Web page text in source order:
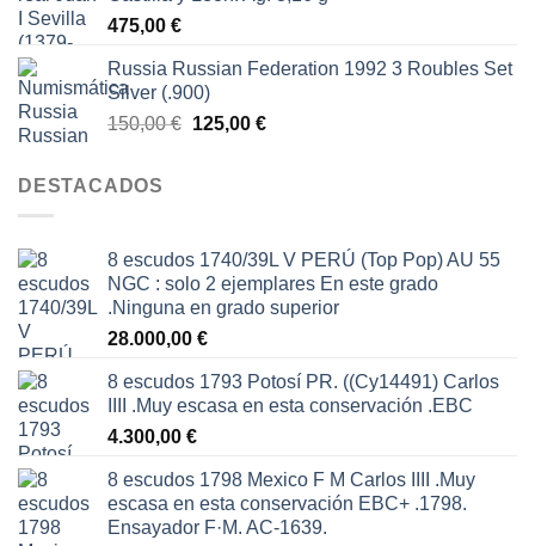
475,00 €
Russia Russian Federation 1992 3 Roubles Set
Silver (.900)
150,00€ El
125,00 €El
DESTACADOS
8 escudos 1740/39L V PERÚ (Top Pop) AU 55
NGC : solo 2 ejemplares En este grado
.Ninguna en grado superior
28.000,00 €
8 escudos 1793 Potosí PR. ((Cy14491) Carlos
IIII .Muy escasa en esta conservación .EBC
4.300,00 €
8 escudos 1798 Mexico F M Carlos IIII .Muy
escasa en esta conservación EBC+ .1798.
Ensayador F·M. AC-1639.